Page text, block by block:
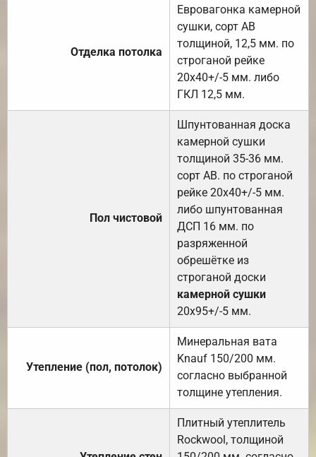
Отделка потолка
Евровагонка камерной
сушки, сорт АВ
толщиной, 12,5 мм. по
строганой рейке
20х40+/-5 мм. либо
ГКЛ 12,5 мм.
Пол чистовой
Шпунтованная доска
камерной сушки
толщиной 35-36 мм.
сорт АВ. по строганой
рейке 20х40+/-5 мм.
либо шпунтованная
ДСП 16 мм. по
разряженной
обрешётке из
строганой доски
камерной сушки
20х95+/-5 мм.
Утепление (пол, потолок)
Минеральная вата
Knauf 150/200 мм.
согласно выбранной
толщине утепления.
Плитный утеплитель
Rockwool, толщиной